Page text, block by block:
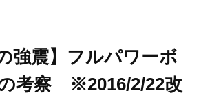
強震】フルパワーボ
考察 ※2016/2/22改